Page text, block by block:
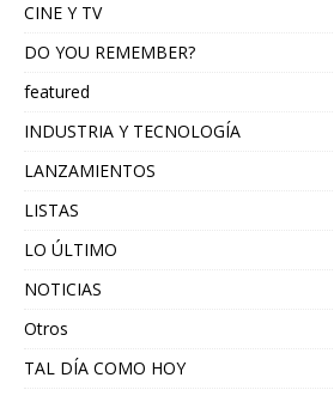
CINE Y TV
DO YOU REMEMBER?
featured
INDUSTRIA Y TECNOLOGÍA
LANZAMIENTOS
LISTAS
LO ÚLTIMO
NOTICIAS
Otros
TAL DÍA COMO HOY